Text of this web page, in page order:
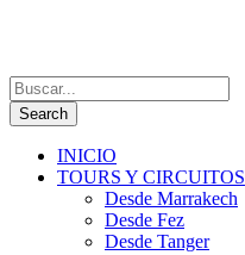
INICIO
TOURS Y CIRCUITOS
Desde Marrakech
Desde Fez
Desde Tanger